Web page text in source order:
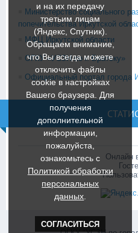
Министерство социального
попечительства Иркутской
МФЦ Иркутской области
ОГКУ «УСЗН по г. Братску»
Официальный портал города
Онлайн
и на их передачу
третьим лицам
(Яндекс, Спутник).
Обращаем внимание,
что Вы всегда можете
отключить файлы
cookie в настройках
Вашего браузера. Для
получения
дополнительной
информации,
пожалуйста,
ознакомьтесь c
Политикой обработки
персональных
данных
СОГЛАСИТЬСЯ